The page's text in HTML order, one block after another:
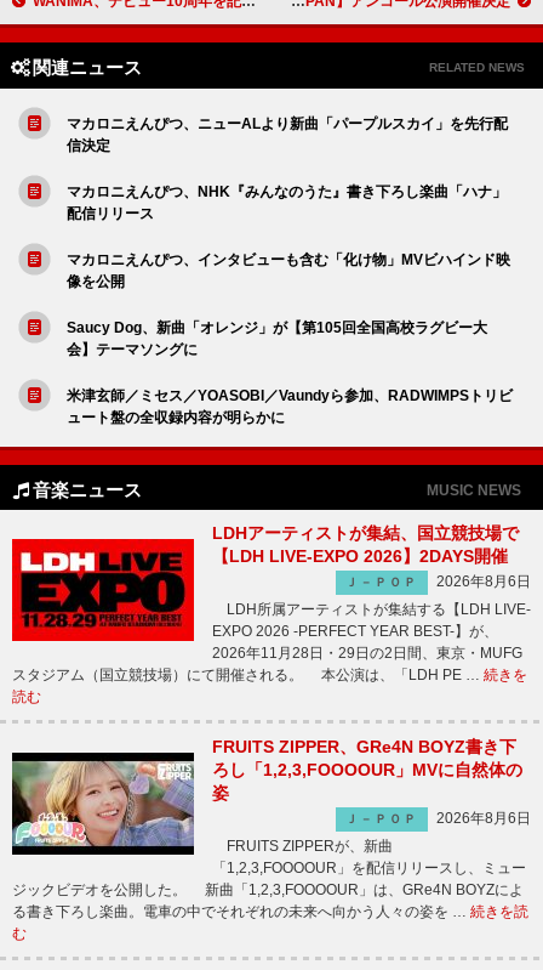
関連ニュース RELATED NEWS
マカロニえんぴつ、ニューALより新曲「パープルスカイ」を先行配
信決定
マカロニえんぴつ、NHK『みんなのうた』書き下ろし楽曲「ハナ」
配信リリース
マカロニえんぴつ、インタビューも含む「化け物」MVビハインド映
像を公開
Saucy Dog、新曲「オレンジ」が【第105回全国高校ラグビー大
会】テーマソングに
米津玄師／ミセス／YOASOBI／Vaundyら参加、RADWIMPSトリビ
ュート盤の全収録内容が明らかに
音楽ニュース MUSIC NEWS
LDHアーティストが集結、国立競技場で
【LDH LIVE-EXPO 2026】2DAYS開催
Ｊ－ＰＯＰ
2026年8月6日
LDH所属アーティストが集結する【LDH LIVE-
EXPO 2026 -PERFECT YEAR BEST-】が、
2026年11月28日・29日の2日間、東京・MUFG
スタジアム（国立競技場）にて開催される。 本公演は、「LDH PE … 続きを
読む
FRUITS ZIPPER、GRe4N BOYZ書き下
ろし「1,2,3,FOOOOUR」MVに自然体の
姿
Ｊ－ＰＯＰ
2026年8月6日
FRUITS ZIPPERが、新曲
「1,2,3,FOOOOUR」を配信リリースし、ミュー
ジックビデオを公開した。 新曲「1,2,3,FOOOOUR」は、GRe4N BOYZによ
る書き下ろし楽曲。電車の中でそれぞれの未来へ向かう人々の姿を … 続きを読
む